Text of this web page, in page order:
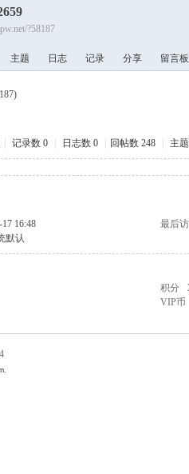
?58187
主题 日志 记录 分享 留言板
记录数 0 日志数 0 回帖数 248 主
16:48 最后
默认
积分
VIP币